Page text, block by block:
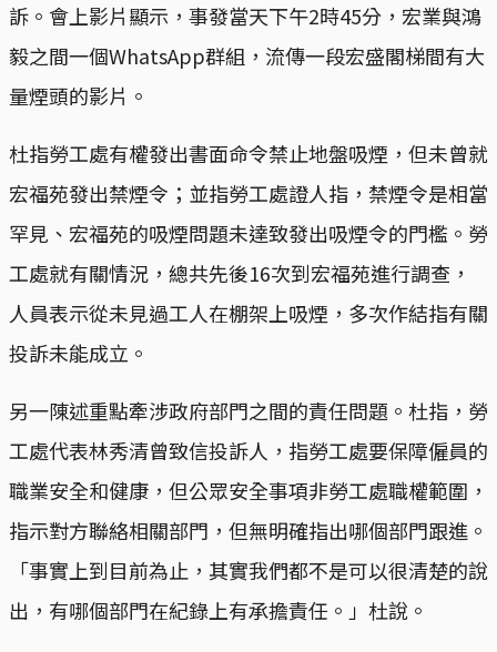
訴。會上影片顯示，事發當天下午2時45分，宏業與鴻
毅之間一個WhatsApp群組，流傳一段宏盛閣梯間有大
量煙頭的影片。
杜指勞工處有權發出書面命令禁止地盤吸煙，但未曾就
宏福苑發出禁煙令；並指勞工處證人指，禁煙令是相當
罕見、宏福苑的吸煙問題未達致發出吸煙令的門檻。勞
工處就有關情況，總共先後16次到宏福苑進行調查，
人員表示從未見過工人在棚架上吸煙，多次作結指有關
投訴未能成立。
另一陳述重點牽涉政府部門之間的責任問題。杜指，勞
工處代表林秀清曾致信投訴人，指勞工處要保障僱員的
職業安全和健康，但公眾安全事項非勞工處職權範圍，
指示對方聯絡相關部門，但無明確指出哪個部門跟進。
「事實上到目前為止，其實我們都不是可以很清楚的說
出，有哪個部門在紀錄上有承擔責任。」杜說。